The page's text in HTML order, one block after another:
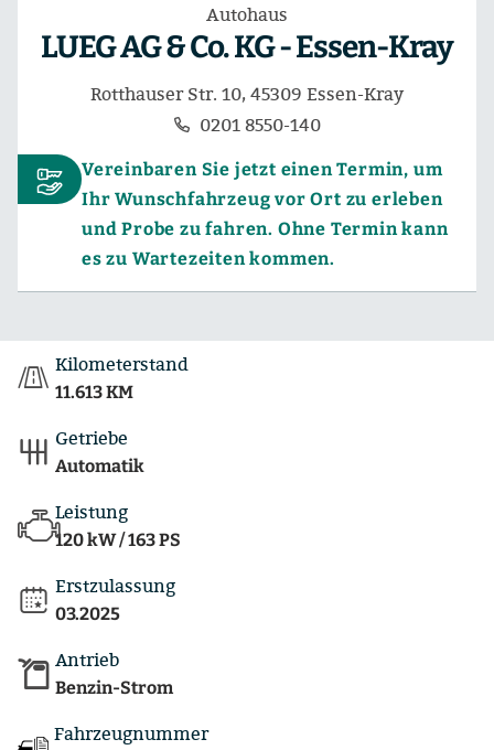
Autohaus
LUEG AG & Co. KG - Essen-Kray
Rotthauser Str. 10, 45309 Essen-Kray
0201 8550-140
Vereinbaren Sie jetzt einen Termin, um
Ihr Wunschfahrzeug vor Ort zu erleben
und Probe zu fahren. Ohne Termin kann
es zu Wartezeiten kommen.
Kilometerstand
11.613 KM
Getriebe
Automatik
Leistung
120 kW / 163 PS
Erstzulassung
03.2025
Antrieb
Benzin-Strom
Fahrzeugnummer